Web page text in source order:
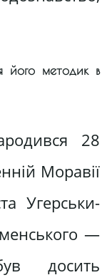
його методик в
28
Моравії
Угерськи-
—
досить